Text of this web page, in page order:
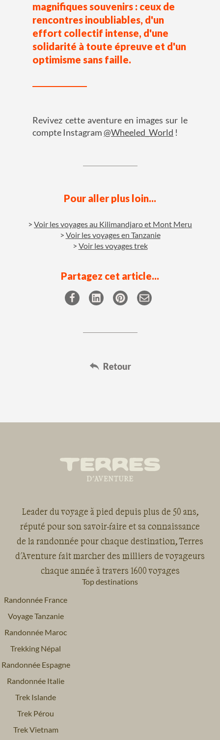
magnifiques souvenirs : ceux de
rencontres inoubliables, d'un
effort collectif intense, d'une
solidarité à toute épreuve et d'un
optimisme sans faille.
Revivez cette aventure en images sur le
compte Instagram@Wheeled_World !
Pour aller plus loin...
Voir les voyages au Kilimandjaro et Mont Meru
Voir les voyages en Tanzanie
Voir les voyages trek
Partagez cet article...
Leader du voyage à pied depuis plus de 50 ans,
réputé pour son savoir-faire et sa connaissance
de la randonnée pour chaque destination, Terres
d'Aventure fait marcher des milliers de voyageurs
chaque année à travers 1600 voyages
Top destinations
Randonnée France
Voyage Tanzanie
Randonnée Maroc
Trekking Népal
Randonnée Espagne
Randonnée Italie
Trek Islande
Trek Pérou
Trek Vietnam